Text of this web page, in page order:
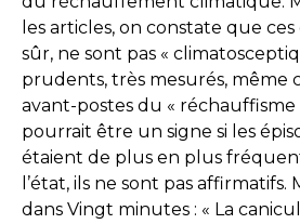
les articles, on constate que
sûr, ne sont pas «
prudents, très mesurés, même
avant-postes du « réchauffisme
pourrait être un signe si les
étaient de plus en plus
l’état, ils ne sont pas
dans Vingt minutes : « La